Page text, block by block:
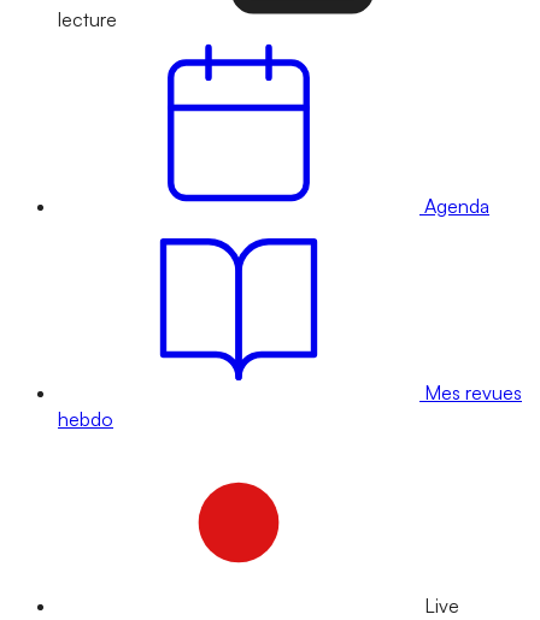
lecture
Agenda
Mes revues
hebdo
Live